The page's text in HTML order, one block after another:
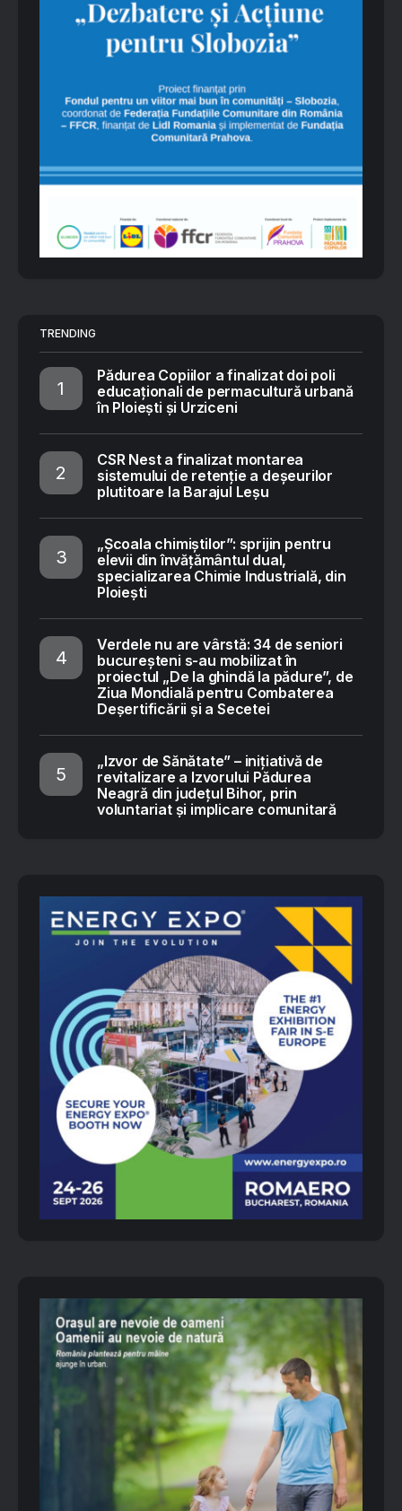
TRENDING
Pădurea Copiilor a finalizat doi poli
educaționali de permacultură urbană
în Ploiești și Urziceni
CSR Nest a finalizat montarea
sistemului de retenție a deșeurilor
plutitoare la Barajul Leșu
„Școala chimiștilor”: sprijin pentru
elevii din învățământul dual,
specializarea Chimie Industrială, din
Ploiești
Verdele nu are vârstă: 34 de seniori
bucureșteni s-au mobilizat în
proiectul „De la ghindă la pădure”, de
Ziua Mondială pentru Combaterea
Deșertificării și a Secetei
„Izvor de Sănătate” – inițiativă de
revitalizare a Izvorului Pădurea
Neagră din județul Bihor, prin
voluntariat și implicare comunitară